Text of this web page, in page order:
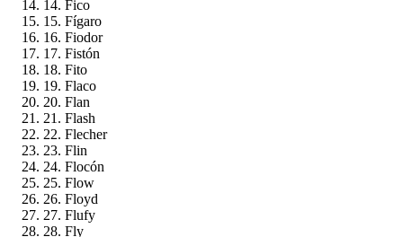
14. Fico
15. Fígaro
16. Fiodor
17. Fistón
18. Fito
19. Flaco
20. Flan
21. Flash
22. Flecher
23. Flin
24. Flocón
25. Flow
26. Floyd
27. Flufy
28. Fly